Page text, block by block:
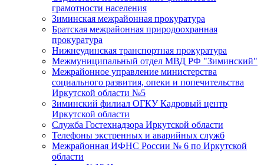
грамотности населения
Зиминская межрайонная прокуратура
Братская межрайонная природоохранная
прокуратура
Нижнеудинская транспортная прокуратура
Межмуниципальный отдел МВД РФ "Зиминский"
Межрайонное управление министерства
социального развития, опеки и попечительства
Иркутской области №5
Зиминский филиал ОГКУ Кадровый центр
Иркутской области
Служба Гостехнадзора Иркутской области
Телефоны экстренных и аварийных служб
Межрайонная ИФНС России № 6 по Иркутской
области